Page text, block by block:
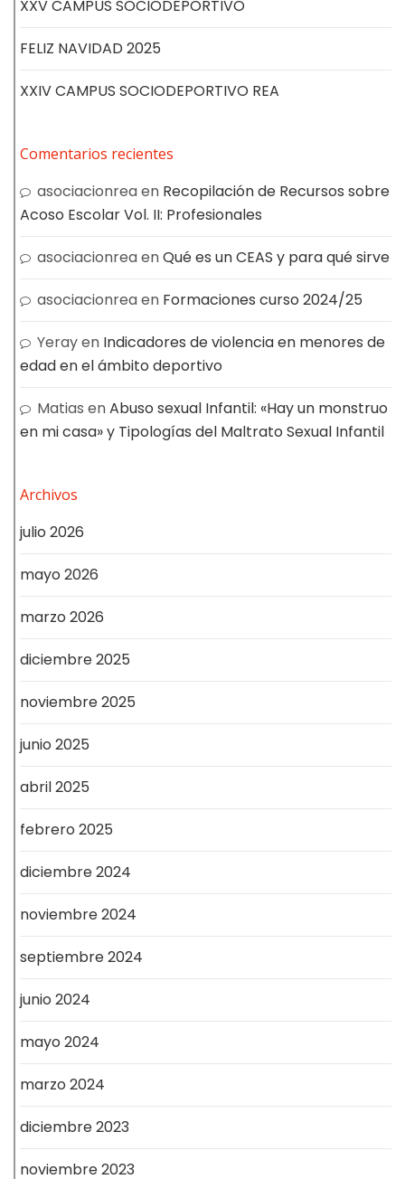
XXV CAMPUS SOCIODEPORTIVO
FELIZ NAVIDAD 2025
XXIV CAMPUS SOCIODEPORTIVO REA
Comentarios recientes
asociacionreaen Recopilación de Recursos sobre
Acoso Escolar Vol. II: Profesionales
asociacionreaenQué es un CEAS y para qué sirve
asociacionreaen Formaciones curso 2024/25
Yerayen Indicadores de violencia en menores de
edad en el ámbito deportivo
Matias enAbuso sexual Infantil: «Hay un monstruo
en mi casa» y Tipologías del Maltrato Sexual Infantil
Archivos
julio 2026
mayo 2026
marzo 2026
diciembre 2025
noviembre 2025
junio 2025
abril 2025
febrero 2025
diciembre 2024
noviembre 2024
septiembre 2024
junio 2024
mayo 2024
marzo 2024
diciembre 2023
noviembre 2023